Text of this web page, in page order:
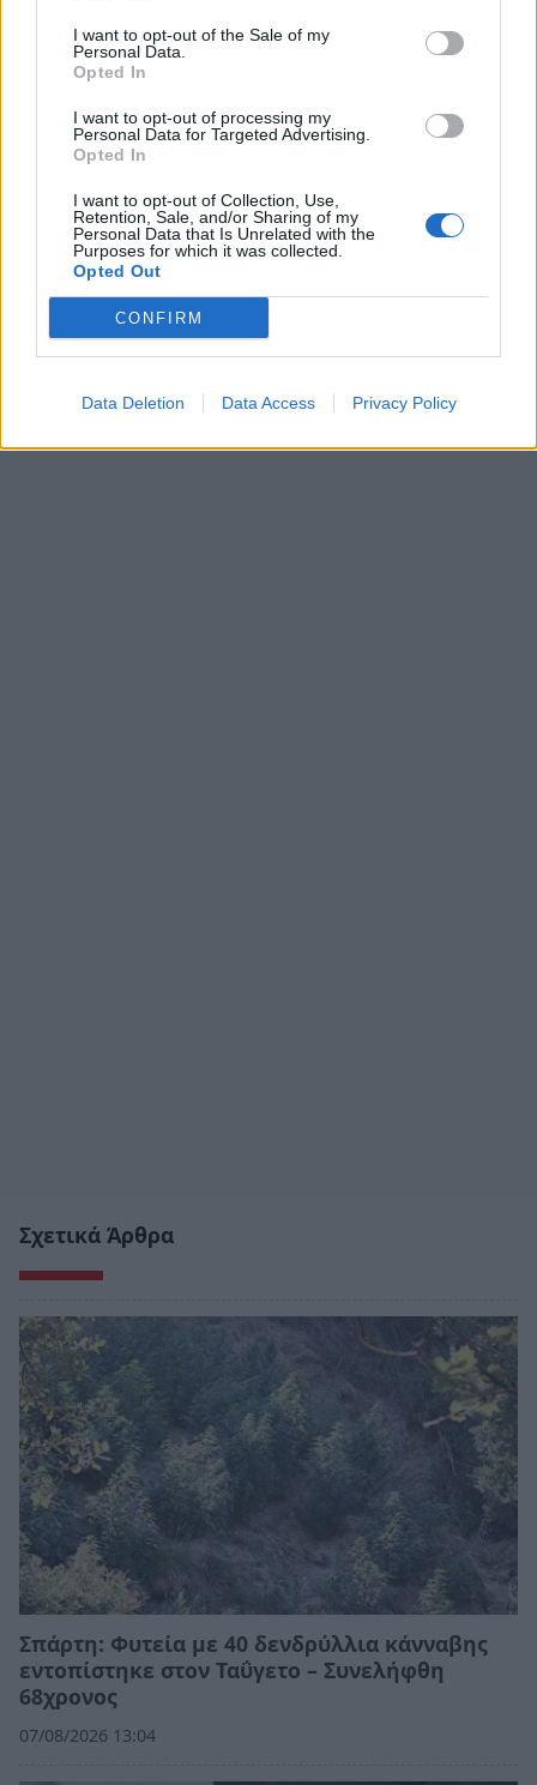
I want to opt-out of the Sale of my
Personal Data.
Opted In
I want to opt-out of processing my
Personal Data for Targeted Advertising.
Opted In
I want to opt-out of Collection, Use,
Retention, Sale, and/or Sharing of my
Personal Data that Is Unrelated with the
Purposes for which it was collected.
Opted Out
CONFIRM
Data Deletion Data Access Privacy Policy
TAGS: ΝΑΡΚΩΤΙΚΑ ΣΥΛΛΗΨΗ
Σχετικά Άρθρα
Σπάρτη: Φυτεία με 40 δενδρύλλια κάνναβης
εντοπίστηκε στον Ταΰγετο – Συνελήφθη
68χρονος
07/08/2026 13:04